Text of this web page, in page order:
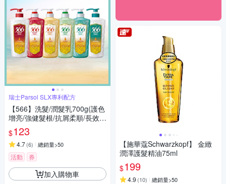
瑞士Parsol SLX專利配方
【566】洗髮/潤髮乳700g(護色
增亮/強健髮根/抗屑柔順/長效保
濕/長效(潤髮)/護色(潤髮) 6款任
選)
$123
4.7(6) 總銷量>50
活動 券
加入購物車
【施華蔻Schwarzkopf】 金緻
潤澤護髮精油75ml
$199
4.9 (10) 總銷量>50